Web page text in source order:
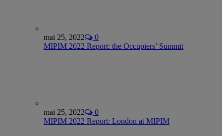
mai 25, 2022
0
MIPIM 2022 Report: the Occupiers’ Summit
mai 25, 2022
0
MIPIM 2022 Report: London at MIPIM